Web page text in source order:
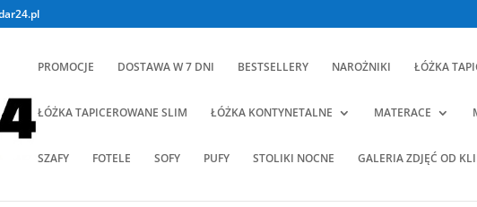
PROMOCJE DOSTAWA W 7 DNI BESTSELLERY NAROŻNIKI ŁÓŻKA
ŁÓŻKA TAPICEROWANE SLIM ŁÓŻKA KONTYNETALNE MATERACE
SZAFY FOTELE SOFY PUFY STOLIKI NOCNE GALERIA ZDJĘĆ OD